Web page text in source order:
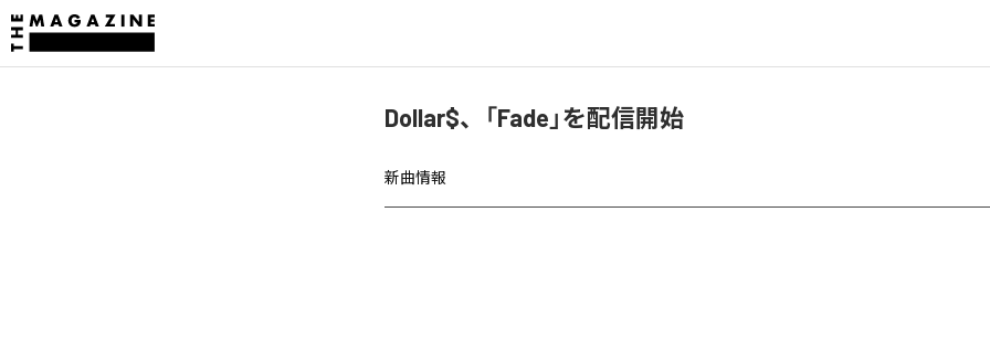
Dollar$、「Fade」を配信開始
新曲情報